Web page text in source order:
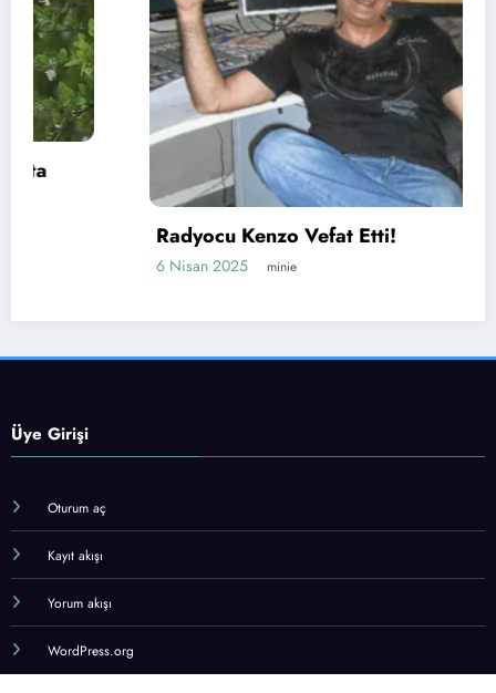
Radyocu Kenzo Vefat Etti!
minie
Üye Girişi
Oturum aç
Kayıt akışı
Yorum akışı
WordPress.org